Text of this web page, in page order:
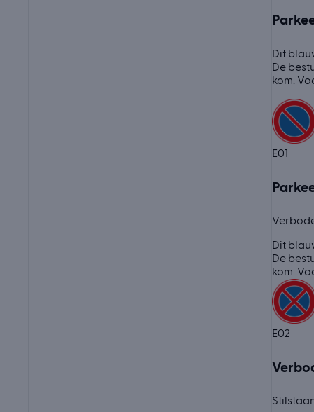
Dit
De
kom.
E01
Dit
De
kom.
E02